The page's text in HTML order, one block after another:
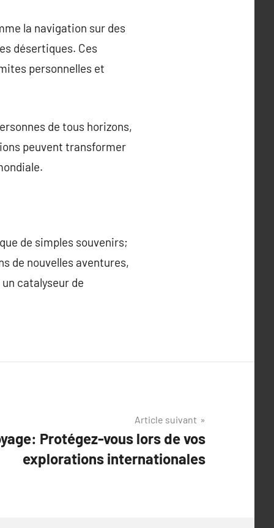
la navigation sur des
désertiques. Ces
personnelles et
de tous horizons,
peuvent transformer
de simples souvenirs;
de nouvelles aventures,
catalyseur de
Article suivant
Protégez-vous lors de vos
explorations internationales